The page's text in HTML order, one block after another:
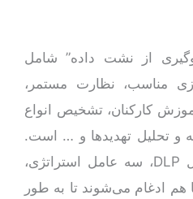
از نشت داده” شامل
مناسب، نظارت مستمر،
کارکنان، تشخیص انواع
و تحلیل تهدیدها و … است.
هنگام بهره‌گیری از راه‌حل DLP، سه عامل استراتژی،
هم ادغام می‌شوند تا به طور